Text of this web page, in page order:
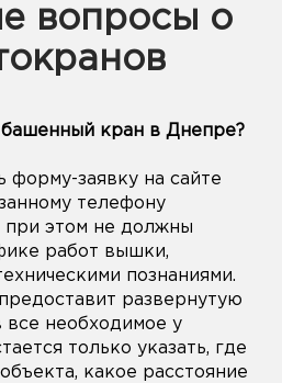
вопросы о
башенный кран в Днепре?
форму-заявку на сайте
телефону
при этом не должны
работ вышки,
познаниями.
развернутую
необходимое у
только указать, где
какое расстояние